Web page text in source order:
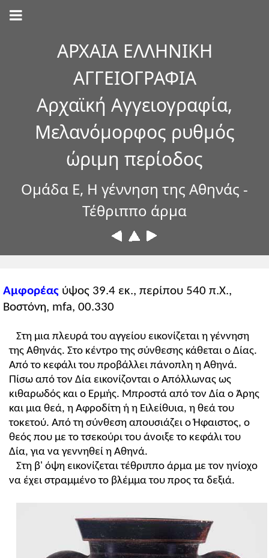
ΑΡΧΑΙΑ ΕΛΛΗΝΙΚΗ
ΑΓΓΕΙΟΓΡΑΦΙΑ
Αρχαϊκή Αγγειογραφία,
Μελανόμορφος ρυθμός
ώριμη περίοδος
Ομάδα Ε, Η γέννηση της Αθηνάς -
Τέθριππο άρμα
Αμφορέας ύψος 39.4 εκ., περίπου 540 π.Χ.,
Βοστόνη, mfa, 00.330
Στη μια πλευρά του αγγείου εικονίζεται η γέννηση
της Αθηνάς. Στο κέντρο της σύνθεσης κάθεται ο Δίας.
Από το κεφάλι του προβάλλει πάνοπλη η Αθηνά.
Πίσω από τον Δία εικονίζονται ο Απόλλωνας ως
κιθαρωδός και ο Ερμής. Μπροστά από τον Δία ο Άρης
και μια θεά, η Αφροδίτη ή η Ειλείθυια, η θεά του
τοκετού. Από τη σύνθεση απουσιάζει ο Ήφαιστος, ο
θεός που με το τσεκούρι του άνοιξε το κεφάλι του
Δία, για να γεννηθεί η Αθηνά.
Στη β' όψη εικονίζεται τέθριππο άρμα με τον ηνίοχο
να έχει στραμμένο το βλέμμα του προς τα δεξιά.